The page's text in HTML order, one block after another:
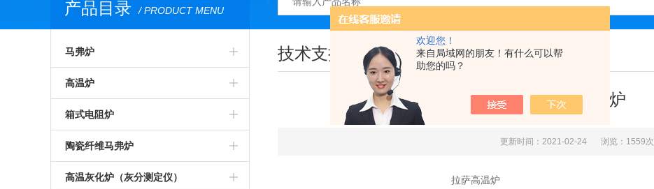
欢迎您！
来自局域网的朋友！有什么可以帮
助您的吗？
产品目录 / PRODUCT MENU
马弗炉
智能马弗炉
高温马弗炉
箱式马弗炉
节能马弗炉
高温炉
箱式预热炉
智能高温炉
工业高温炉
箱式电阻炉
高温箱式炉
智能箱式炉
陶瓷纤维马弗炉
氧化锆烧结炉
高温灰化炉（灰分测定仪）
技术支持
拉萨高温炉
更新时间：2021-02-24 浏览：1559次
拉萨高温炉